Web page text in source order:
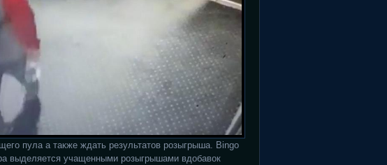
пула а также ждать результатов розыгрыша. Bingo
выделяется учащенными розыгрышами вдобавок